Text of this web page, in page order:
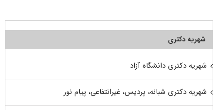
شهریه دکتری
شهریه دکتری دانشگاه آزاد
شهریه دکتری شبانه، پردیس، غیرانتفاعی، پیام نور